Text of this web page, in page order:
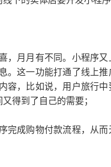
月月有不同。小程序又
。这一功能打通了线上
容，比如说，用户旅行
得到了自己的需要；
成购物付款流程，从而